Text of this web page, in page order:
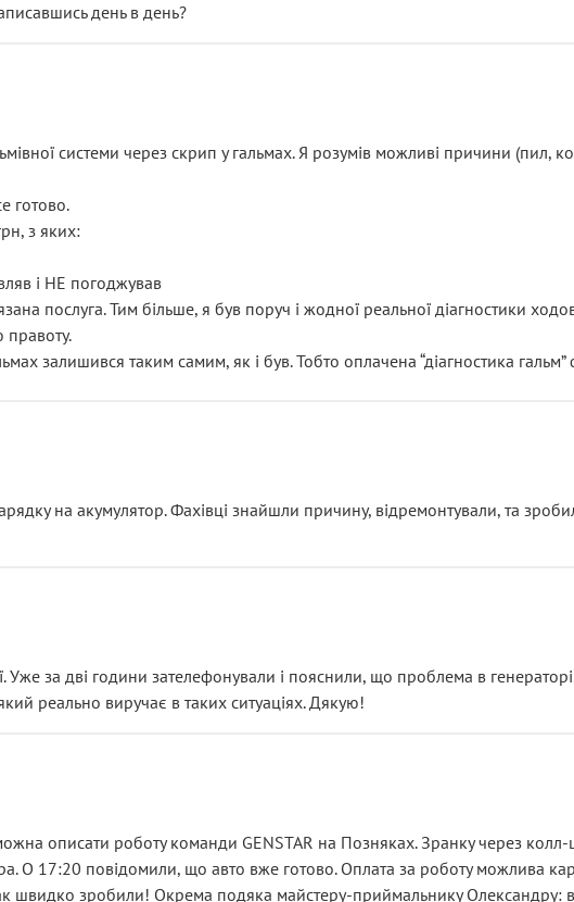
день в день?
системи через скрип у гальмах. Я розумів можливі причини (пил,
готово.
з яких:
і НЕ погоджував
послуга. Тим більше, я був поруч і жодної реальної діагностики
правоту.
залишився таким самим, як і був. Тобто оплачена “діагностика
міняти разом із головним гальмівним циліндром у зборі.
у вас стартер, і тоді сервіс наче справив хороше враження. Але
попросили не хвилюватися. ( надіюсь новий власник, не застяг в полі))
здаються дрібницями.
серйозно підірвав.
і поїхав”
не на якість, а “аби швидше і дорожче”. Саме це і псує загальне
на акумулятор. Фахівці знайшли причину, відремонтували, та
Уже за дві години зателефонували і пояснили, що проблема в
реально виручає в таких ситуаціях. Дякую!
описати роботу команди GENSTAR на Позняках. Зранку через колл-
О 17:20 повідомили, що авто вже готово. Оплата за роботу можлива
швидко зробили! Окрема подяка майстеру-приймальнику Олександру: